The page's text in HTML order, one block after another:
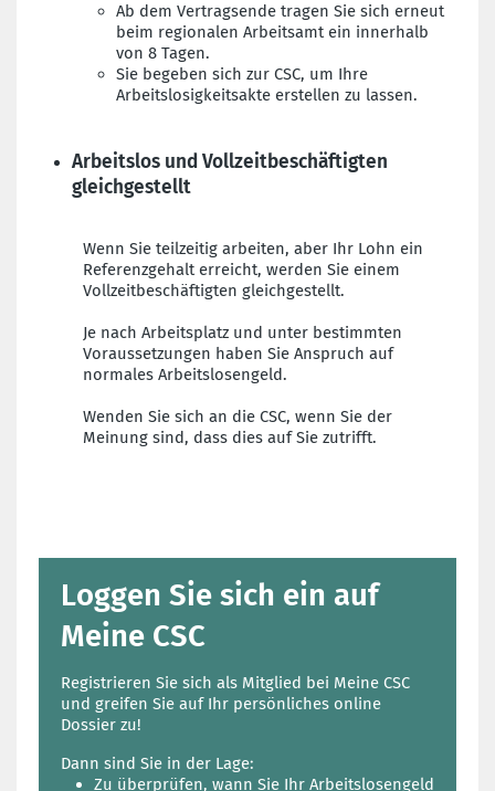
Ab dem Vertragsende tragen Sie sich erneut
beim regionalen Arbeitsamt ein innerhalb
von 8 Tagen.
Sie begeben sich zur CSC, um Ihre
Arbeitslosigkeitsakte erstellen zu lassen.
Arbeitslos und Vollzeitbeschäftigten
gleichgestellt
Wenn Sie teilzeitig arbeiten, aber Ihr Lohn ein
Referenzgehalt erreicht, werden Sie einem
Vollzeitbeschäftigten gleichgestellt.
Je nach Arbeitsplatz und unter bestimmten
Voraussetzungen haben Sie Anspruch auf
normales Arbeitslosengeld.
Wenden Sie sich an die CSC, wenn Sie der
Meinung sind, dass dies auf Sie zutrifft.
Loggen Sie sich ein auf
Meine CSC
Registrieren Sie sich als Mitglied bei Meine CSC
und greifen Sie auf Ihr persönliches online
Dossier zu!
Dann sind Sie in der Lage:
Zu überprüfen, wann Sie Ihr Arbeitslosengeld